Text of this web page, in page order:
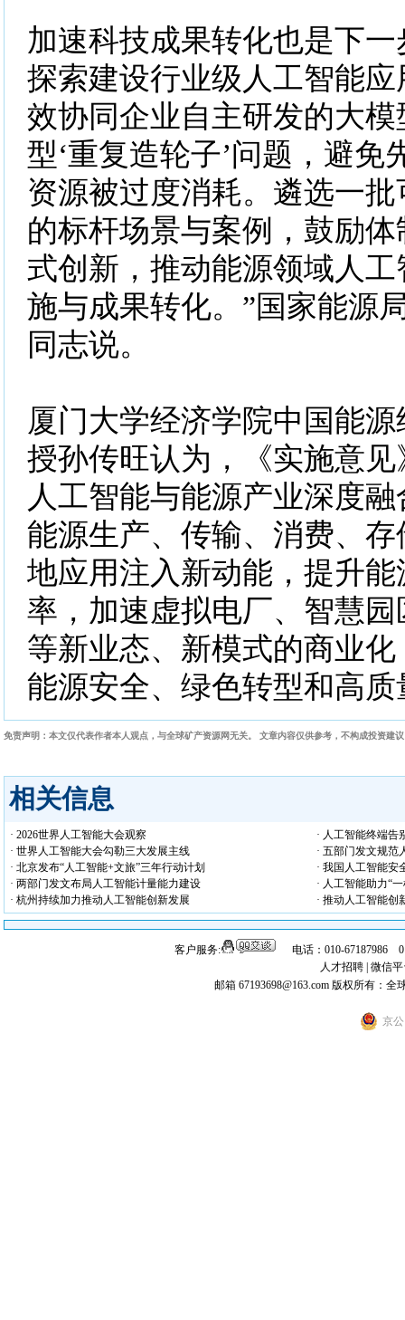
加速科技成果转化也是下
探索建设行业级人工智能
效协同企业自主研发的大
型‘重复造轮子’问题，避免
资源被过度消耗。遴选一
的标杆场景与案例，鼓励
式创新，推动能源领域人
施与成果转化。”国家能源
同志说。
厦门大学经济学院中国能
授孙传旺认为，《实施意
人工智能与能源产业深度
能源生产、传输、消费、
地应用注入新动能，提升
率，加速虚拟电厂、智慧
等新业态、新模式的商业
能源安全、绿色转型和高质
免责声明：本文仅代表作者本人观点，与全球矿产资源网无关。 文章内容仅供参考，不构成投资建
相关信息
· 2026世界人工智能大会观察
· 人工智能终端告
· 世界人工智能大会勾勒三大发展主线
· 五部门发文规范
· 北京发布“人工智能+文旅”三年行动计划
· 我国人工智能安
· 两部门发文布局人工智能计量能力建设
· 人工智能助力“
· 杭州持续加力推动人工智能创新发展
· 推动人工智能创
客户服务:
电话：010-67187986
人才招聘 微信
邮箱 67193698@163.com 版权所有：全
京公